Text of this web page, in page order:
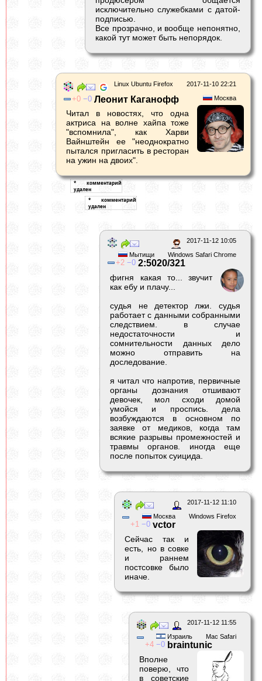
исключительно служебками с датой-
подписью.
Все прозрачно, и вообще непонятно,
какой тут может быть непорядок.
2017-11-10 22:21
Linux Ubuntu Firefox
Москва
0 0 Леонит Каганофф
Читал в новостях, что одна
актриса на волне хайпа тоже
"вспомнила", как Харви
Вайнштейн ее "неоднократно
пытался пригласить в ресторан
на ужин на двоих".
2017-11-12 10:05
Windows Safari Chrome
Мытищи
2 0 2:5020/321
фигня какая то... звучит
как ебу и плачу...
судья не детектор лжи. судья
работает с данными собранными
следствием. в случае
недостаточности и
сомнительности данных дело
можно отправить на
доследование.
я читал что напротив, первичные
органы дознания отшивают
девочек, мол сходи домой
умойся и проспись. дела
возбуждаются в основном по
заявке от медиков, когда там
всякие разрывы промежностей и
травмы органов. иногда еще
после попыток суицида.
2017-11-12 11:10
Windows Firefox
Москва
1 0 vctor
Сейчас так и
есть, но в совке
и раннем
постсовке было
иначе.
2017-11-12 11:55
Mac Safari
Израиль
4 0 braintunic
Вполне
поверю, что
в советские